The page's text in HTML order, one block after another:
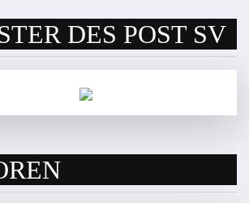
DES POST SV